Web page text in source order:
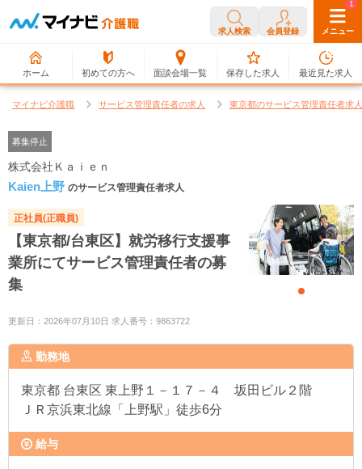
求人検索 会員登録 メニュー
ホーム 初めての方へ 面談会場一覧
0
保存した求人
1
最近見た求人
マイナビ介護職 サービス管理責任者の求人 東京都のサービス管理責任者求人
募集停止
株式会社Ｋａｉｅｎ
Kaien上野 のサービス管理責任者求人
正社員(正職員)
【東京都/台東区】就労移行支援事
業所にてサービス管理責任者の募
集
更新日：2026年07月10日 求人番号：9863722
勤務地
東京都 台東区 東上野１－１７－４ 坂田ビル２階
ＪＲ京浜東北線「上野駅」徒歩6分
給与